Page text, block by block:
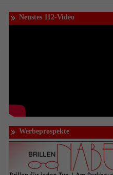
Neustes 112-Video
Werbeprospekte